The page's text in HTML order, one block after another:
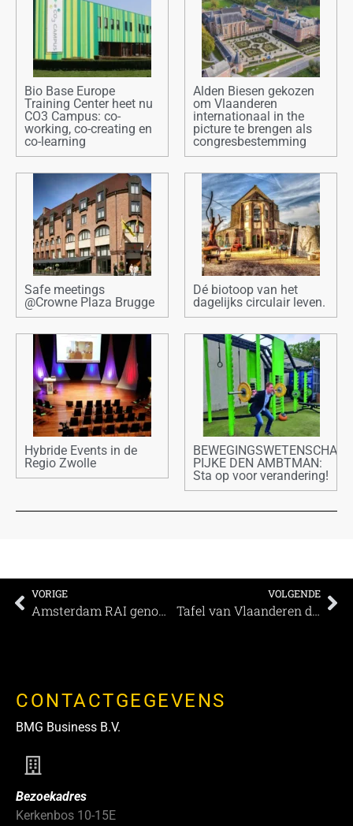
Bio Base Europe
Training Center heet nu
CO3 Campus: co-
working, co-creating en
co-learning
Alden Biesen gekozen
om Vlaanderen
internationaal in the
picture te brengen als
congresbestemming
Safe meetings
@Crowne Plaza Brugge
Dé biotoop van het
dagelijks circulair leven.
Hybride Events in de
Regio Zwolle
PIJKE DEN AMBTMAN:
Sta op voor verandering!
VORIGE
Amsterdam RAI genomineerd voor twee AEO Awards!
VOLGENDE
Tafel van Vlaanderen debatteert over troeven en werkpunten van onze zuiderburen ’Hallo Nederland, hier Vlaanderen’
CONTACTGEGEVENS
BMG Business B.V.
Bezoekadres
Kerkenbos 10-15E